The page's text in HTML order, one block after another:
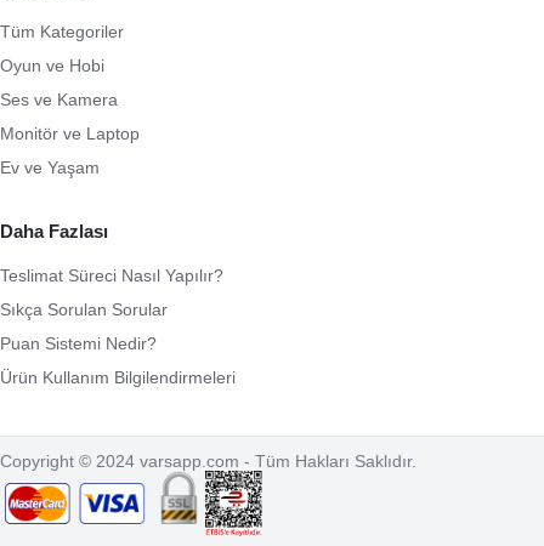
Tüm Kategoriler
Oyun ve Hobi
Ses ve Kamera
Monitör ve Laptop
Ev ve Yaşam
Daha Fazlası
Teslimat Süreci Nasıl Yapılır?
Sıkça Sorulan Sorular
Puan Sistemi Nedir?
Ürün Kullanım Bilgilendirmeleri
Copyright © 2024 varsapp.com - Tüm Hakları Saklıdır.